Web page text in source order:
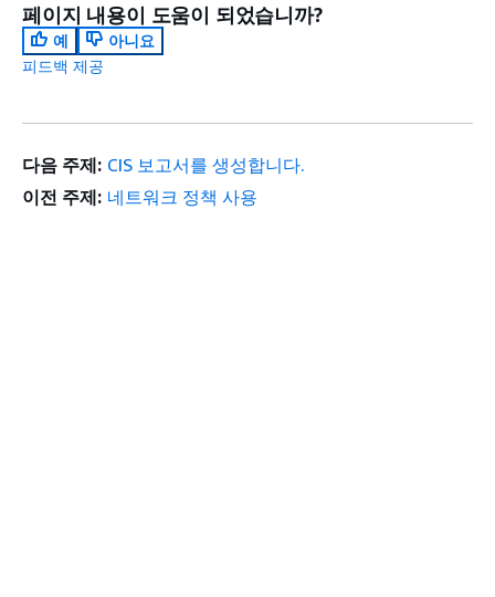
페이지 내용이 도움이 되었습니까?
예
아니요
피드백 제공
다음 주제: CIS 보고서를 생성합니다.
이전 주제: 네트워크 정책 사용